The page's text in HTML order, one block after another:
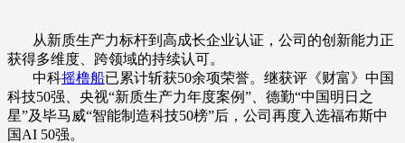
从新质生产力标杆到高成长企业认证，公司的创新能力正
获得多维度、跨领域的持续认可。
中科摇橹船已累计斩获50余项荣誉。继获评《财富》中国
科技50强、央视“新质生产力年度案例”、德勤“中国明日之
星”及毕马威“智能制造科技50榜”后，公司再度入选福布斯中
国AI 50强。